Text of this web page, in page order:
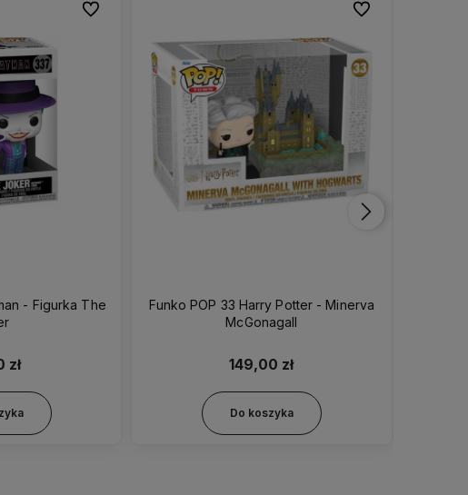
- Figurka The
zł
Do ulubionych
Do ulubionych
Funko POP 33 Harry Potter - Minerva
McGonagall
149,00 zł
Do koszyka
Do ulubionych
Do ulubionych